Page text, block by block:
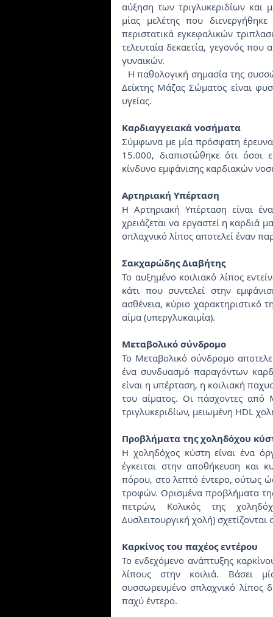
αύξηση των τριγλυκεριδίων και
μίας μελέτης που
περιστατικά εγκεφαλικών
τελευταία δεκαετία, γεγονός
γυναικών.
Δείκτης Μάζας Σώματος είναι
υγείας.
Καρδιαγγειακά νοσήματα
Σύμφωνα με μία πρόσφατη
15.000, διαπιστώθηκε ότι όσοι
κίνδυνο εμφάνισης καρδιακών
Αρτηριακή Υπέρταση
Η Αρτηριακή Υπέρταση είναι
χρειάζεται να εργαστεί η καρδιά
σπλαχνικό λίπος αποτελεί έναν
Σακχαρώδης Διαβήτης
Το αυξημένο κοιλιακό λίπος
κάτι που συντελεί στην
ασθένεια, κύριο
αίμα (υπεργλυκαιμία).
Μεταβολικό σύνδρομο
Το Μεταβολικό σύνδρομο
ένα συνδυασμό παραγόντων
είναι η υπέρταση, η κοιλιακή
του αίματος. Οι πάσχοντες από
τριγλυκεριδίων, μειωμένη HDL
Προβλήματα της χοληδόχου
Η χοληδόχος κύστη είναι ένα
έγκειται στην αποθήκευση και
πόρου, στο λεπτό έντερο, ούτως
τροφών. Ορισμένα προβλήματα
πετρών, Κολικός της
Δυσλειτουργική χολή)
Καρκίνος του παχέος εντέρου
Το ενδεχόμενο ανάπτυξης
λίπους στην κοιλιά. Βάσει
συσσωρευμένο σπλαχνικό λίπος
παχύ έντερο.